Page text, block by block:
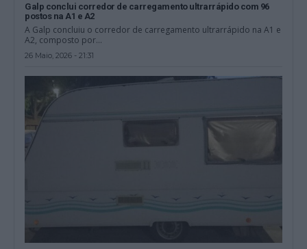
Galp conclui corredor de carregamento ultrarrápido com 96
postos na A1 e A2
A Galp concluiu o corredor de carregamento ultrarrápido na A1 e
A2, composto por...
26 Maio, 2026 - 21:31